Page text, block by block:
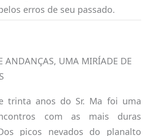
erros de seu passado.
ANDANÇAS, UMA MIRÍADE DE
trinta anos do Sr. Ma foi uma
com as mais duras
picos nevados do planalto